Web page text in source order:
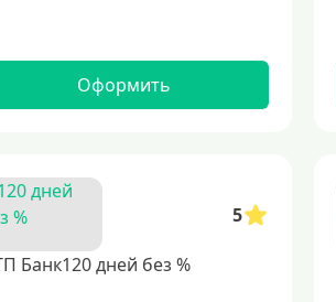
Оформить
5
Банк120 дней без %